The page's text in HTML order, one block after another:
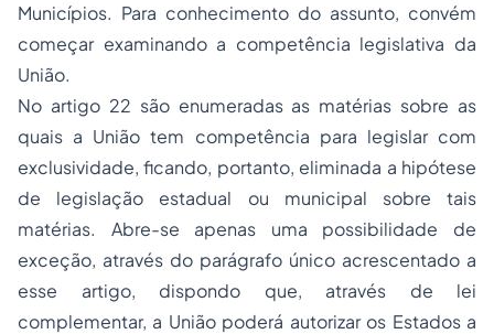
Municípios. Para conhecimento do assunto, convém
começar examinando a competência legislativa da
União.
No artigo 22 são enumeradas as matérias sobre as
quais a União tem competência para legislar com
exclusividade, ficando, portanto, eliminada a hipótese
de legislação estadual ou municipal sobre tais
matérias. Abre-se apenas uma possibilidade de
exceção, através do parágrafo único acrescentado a
esse artigo, dispondo que, através de lei
complementar, a União poderá autorizar os Estados a